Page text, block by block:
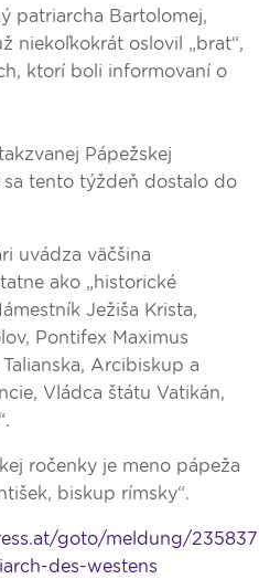
patriarcha Bartolomej,
niekoľkokrát oslovil „brat“,
ktorí boli informovaní o
Pápežskej
tento týždeň dostalo do
uvádza väčšina
ako „historické
Ježiša Krista,
Pontifex Maximus
Arcibiskup a
Vládca štátu Vatikán,
ročenky je meno pápeža
biskup rímsky“.
goto/meldung/
des-westens